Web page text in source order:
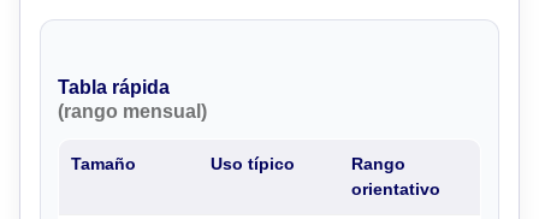
Tabla rápida
(rango mensual)
Tamaño Uso típico
Rango
orientativo